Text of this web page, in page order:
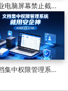
电脑屏幕禁止截图
拍照，一个软件从
到落地，一篇讲透
集中权限管理系统